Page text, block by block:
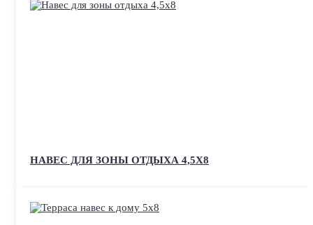
НАВЕС ДЛЯ ЗОНЫ ОТДЫХА 4,5Х8